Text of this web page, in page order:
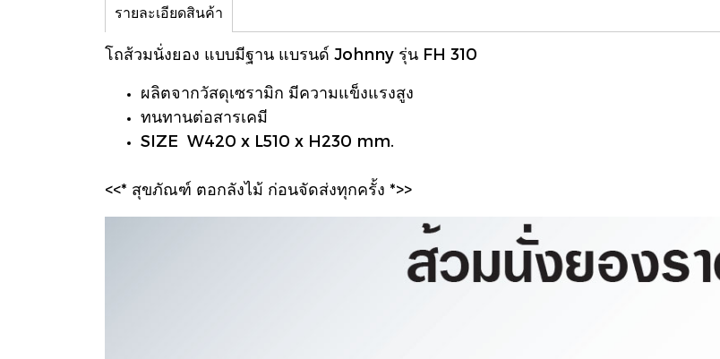
รายละเอียดสินค้า
โถส้วมนั่งยอง แบบมีฐาน แบรนด์ Johnny รุ่น FH 310
ผลิตจากวัสดุเซรามิก มีความแข็งแรงสูง
ทนทานต่อสารเคมี
SIZE W420 x L510 x H230 mm.
<<* สุขภัณฑ์ ตอกลังไม้ ก่อนจัดส่งทุกครั้ง *>>